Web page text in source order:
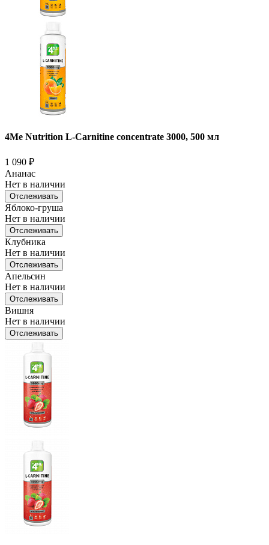
4Me Nutrition L-Carnitine concentrate 3000, 500 мл
1 090 ₽
Ананас
Нет в наличии
Отслеживать
Яблоко-груша
Нет в наличии
Отслеживать
Клубника
Нет в наличии
Отслеживать
Апельсин
Нет в наличии
Отслеживать
Вишня
Нет в наличии
Отслеживать